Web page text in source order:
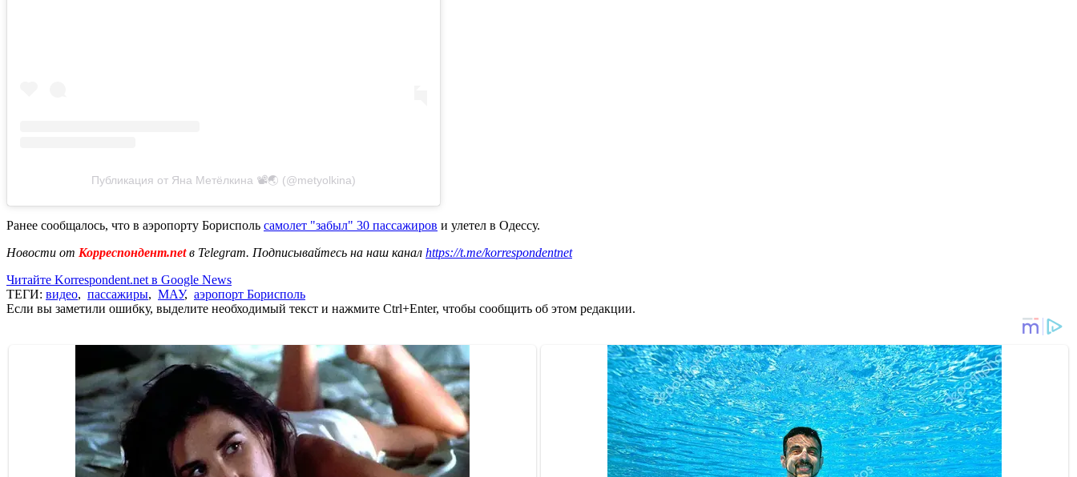
Публикация от Яна Метёлкина 📽🌏 (@metyolkina)
Ранее сообщалось, что в аэропорту Борисполь самолет "забыл" 30 пассажиров и улетел в Одессу.
Новости от Корреспондент.netв Telegram. Подписывайтесь на наш канал https://t.me/korrespondentnet
Читайте Korrespondent.net в Google News
ТЕГИ: видео, пассажиры, МАУ, аэропорт Борисполь
Если вы заметили ошибку, выделите необходимый текст и нажмите Ctrl+Enter, чтобы сообщить об этом редакции.